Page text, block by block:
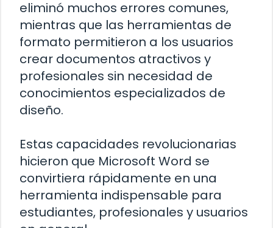
eliminó muchos errores comunes,
mientras que las herramientas de
formato permitieron a los usuarios
crear documentos atractivos y
profesionales sin necesidad de
conocimientos especializados de
diseño.
Estas capacidades revolucionarias
hicieron que Microsoft Word se
convirtiera rápidamente en una
herramienta indispensable para
estudiantes, profesionales y usuarios